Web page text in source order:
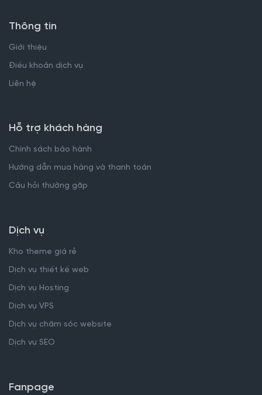
Thông tin
Giới thiệu
Điều khoản dịch vụ
Liên hệ
Hỗ trợ khách hàng
Chính sách bảo hành
Hướng dẫn mua hàng và thanh toán
Câu hỏi thường gặp
Dịch vụ
Kho theme giá rẻ
Dịch vụ thiết kế web
Dịch vụ Hosting
Dịch vụ VPS
Dịch vụ chăm sóc website
Dịch vụ SEO
Fanpage